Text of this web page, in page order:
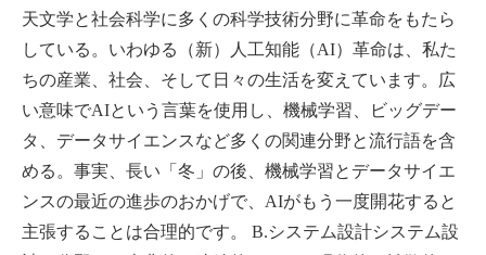
天文学と社会科学に多くの科学技術分野に革命をもたら
している。いわゆる（新）人工知能（AI）革命は、私た
ちの産業、社会、そして日々の生活を変えています。広
い意味でAIという言葉を使用し、機械学習、ビッグデー
タ、データサイエンスなど多くの関連分野と流行語を含
める。事実、長い「冬」の後、機械学習とデータサイエ
ンスの最近の進歩のおかげで、AIがもう一度開花すると
主張することは合理的です。 B.システム設計システム設